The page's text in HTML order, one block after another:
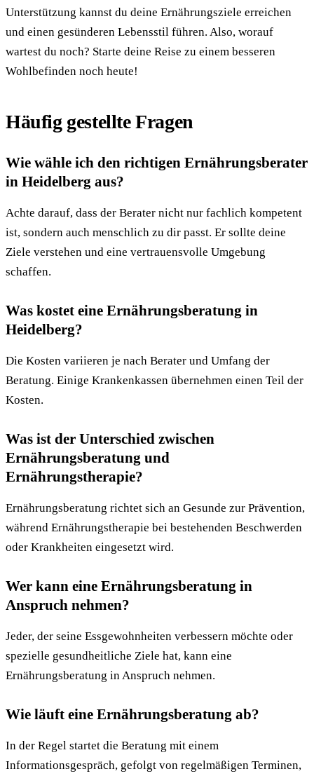
Unterstützung kannst du deine Ernährungsziele erreichen
und einen gesünderen Lebensstil führen. Also, worauf
wartest du noch? Starte deine Reise zu einem besseren
Wohlbefinden noch heute!
Häufig gestellte Fragen
Wie wähle ich den richtigen Ernährungsberater
in Heidelberg aus?
Achte darauf, dass der Berater nicht nur fachlich kompetent
ist, sondern auch menschlich zu dir passt. Er sollte deine
Ziele verstehen und eine vertrauensvolle Umgebung
schaffen.
Was kostet eine Ernährungsberatung in
Heidelberg?
Die Kosten variieren je nach Berater und Umfang der
Beratung. Einige Krankenkassen übernehmen einen Teil der
Kosten.
Was ist der Unterschied zwischen
Ernährungsberatung und
Ernährungstherapie?
Ernährungsberatung richtet sich an Gesunde zur Prävention,
während Ernährungstherapie bei bestehenden Beschwerden
oder Krankheiten eingesetzt wird.
Wer kann eine Ernährungsberatung in
Anspruch nehmen?
Jeder, der seine Essgewohnheiten verbessern möchte oder
spezielle gesundheitliche Ziele hat, kann eine
Ernährungsberatung in Anspruch nehmen.
Wie läuft eine Ernährungsberatung ab?
In der Regel startet die Beratung mit einem
Informationsgespräch, gefolgt von regelmäßigen Terminen,